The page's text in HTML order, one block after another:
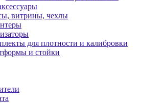
витрины, чехлы
для плотности и калибровки
и стойки